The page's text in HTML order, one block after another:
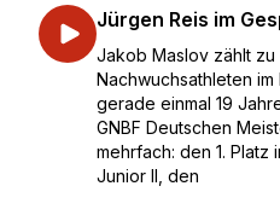
Jürgen Reis im
Jakob Maslov zählt
Nachwuchsathleten
gerade einmal 19
GNBF Deutschen
mehrfach: den 1. Platz
Junior II, den